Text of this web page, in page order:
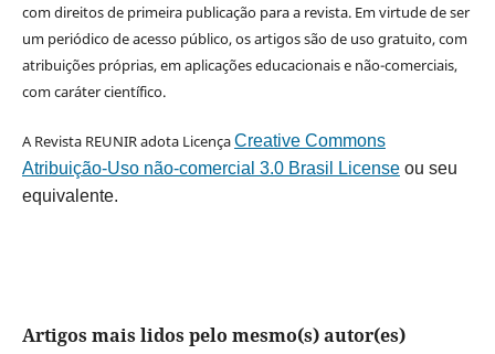
com direitos de primeira publicação para a revista. Em virtude de ser
um periódico de acesso público, os artigos são de uso gratuito, com
atribuições próprias, em aplicações educacionais e não-comerciais,
com caráter científico.
A Revista REUNIR adota LicençaCreative Commons
Atribuição-Uso não-comercial 3.0 Brasil Licenseou seu
equivalente.
Artigos mais lidos pelo mesmo(s) autor(es)